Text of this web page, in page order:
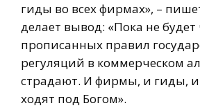
гиды во всех фирмах», –
делает вывод: «Пока не будет
прописанных правил
регуляций в коммерческом
страдают. И фирмы, и гиды, и
ходят под Богом».